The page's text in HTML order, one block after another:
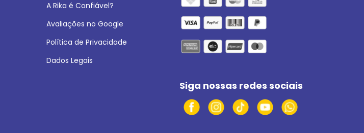
A Rika é Confiável?
Avaliações no Google
Política de Privacidade
Dados Legais
Siga nossas redes sociais